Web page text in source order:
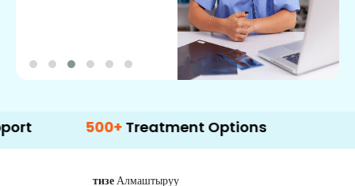
500+ Treatment Options
тизеАлмаштыруу